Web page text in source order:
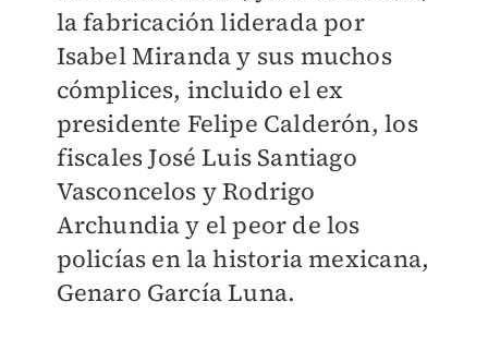
la fabricación liderada por
Isabel Miranda y sus muchos
cómplices, incluido el ex
presidente Felipe Calderón, los
fiscales José Luis Santiago
Vasconcelos y Rodrigo
Archundia y el peor de los
policías en la historia mexicana,
Genaro García Luna.